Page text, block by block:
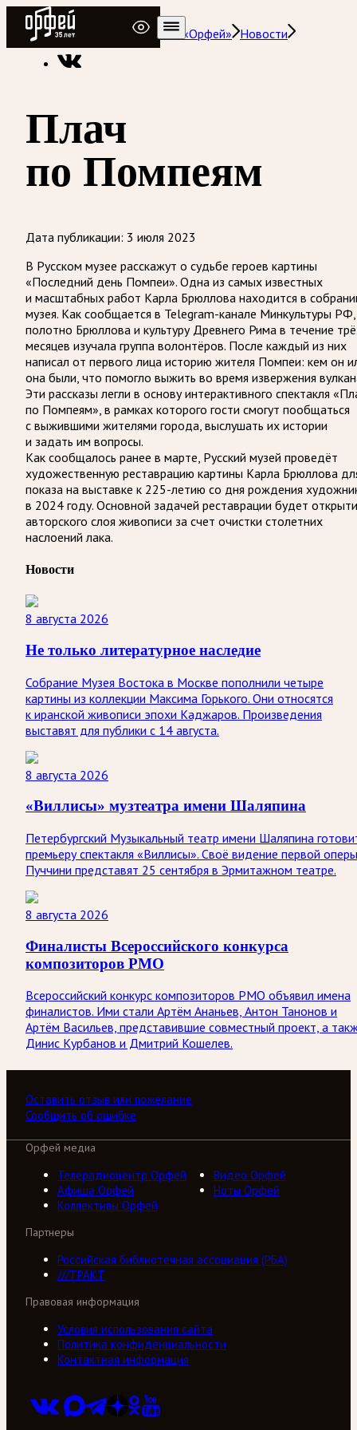
Радио Орфей
Радио классической музыки «Орфей» Новости
Плач
по Помпеям
Дата публикации: 3 июля 2023
В Русском музее расскажут о судьбе героев картины
«Последний день Помпеи». Одна из самых известных
и масштабных работ Карла Брюллова находится в
музея. Как сообщается в Telegram-канале Минкультуры РФ,
полотно Брюллова и культуру Древнего Рима в течение
месяцев изучала группа волонтёров. После каждый из них
написал от первого лица историю жителя Помпеи: кем он
она были, что помогло выжить во время извержения
Эти рассказы легли в основу интерактивного спектакля
по Помпеям», в рамках которого гости смогут пообщаться
с выжившими жителями города, выслушать их истории
и задать им вопросы.
Как сообщалось ранее в марте, Русский музей проведёт
художественную реставрацию картины Карла Брюллова
показа на выставке к 225-летию со дня рождения
в 2024 году. Основной задачей реставрации будет
авторского слоя живописи за счет очистки столетних
наслоений лака.
Новости
8 августа 2026
Не только литературное наследие
Собрание Музея Востока в Москве пополнили четыре
картины из коллекции Максима Горького. Они относятся
к иранской живописи эпохи Каджаров. Произведения
выставят для публики с 14 августа.
8 августа 2026
«Виллисы» музтеатра имени Шаляпина
Петербургский Музыкальный театр имени Шаляпина
премьеру спектакля «Виллисы». Своё видение первой оперы
Пуччини представят 25 сентября в Эрмитажном театре.
8 августа 2026
Финалисты Всероссийского конкурса
композиторов РМО
Всероссийский конкурс композиторов РМО объявил имена
финалистов. Ими стали Артём Ананьев, Антон Танонов и
Артём Васильев, представившие совместный проект, а
Динис Курбанов и Дмитрий Кошелев.
Оставить отзыв или пожелание
Сообщить об ошибке
Орфей медиа
Телерадиоцентр Орфей
Видео Орфей
Афиша Орфей
Ноты Орфей
Коллективы Орфей
Партнеры
Российская библиотечная ассоциация (РБА)
///ТРАКТ
Правовая информация
Условия использования сайта
Политика конфиденциальности
Контактная информация